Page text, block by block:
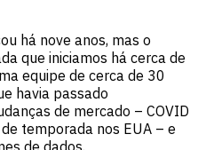
há nove anos, mas o
que iniciamos há cerca de
equipe de cerca de 30
havia passado
de mercado – COVID
temporada nos EUA – e
de dados.